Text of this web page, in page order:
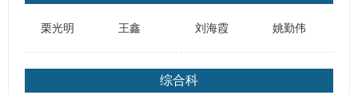
栗光明 王鑫 刘海霞 姚勤伟
综合科